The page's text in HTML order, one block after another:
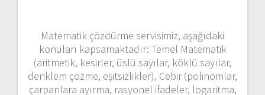
Matematik çözdürme servisimiz, aşağıdaki
konuları kapsamaktadır: Temel Matematik
(aritmetik, kesirler, üslü sayılar, köklü sayılar,
denklem çözme, eşitsizlikler), Cebir (polinomlar,
çarpanlara ayırma, rasyonel ifadeler, logaritma,